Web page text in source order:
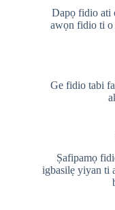
Dapọ fidio ati
awọn fidio ti o
Ge fidio tabi
Ṣafipamọ
igbasilẹ yiyan ti